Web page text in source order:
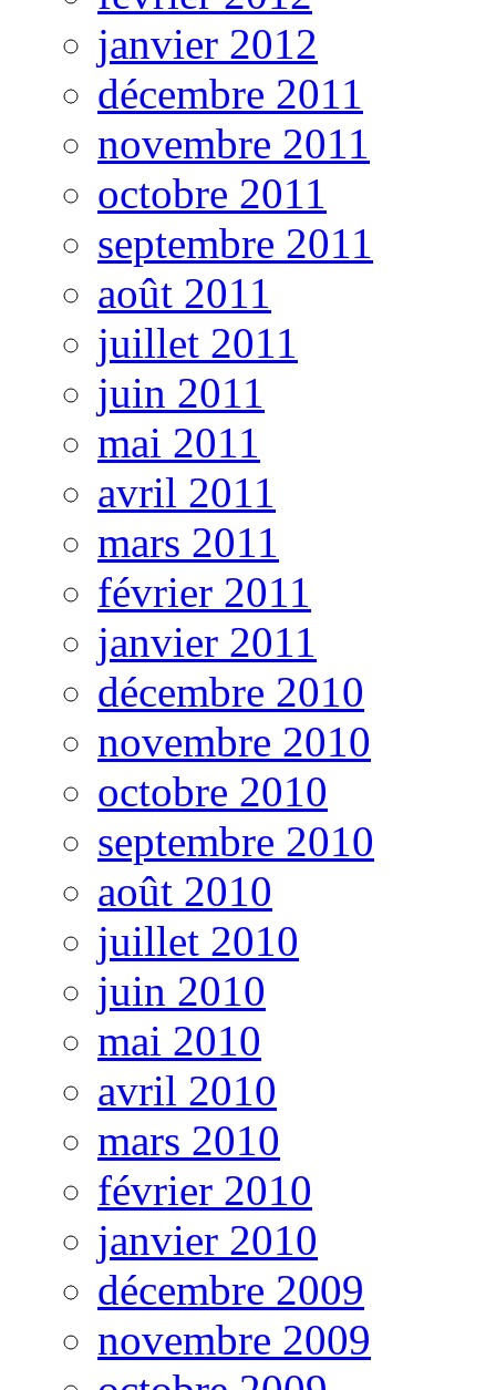
janvier 2012
décembre 2011
novembre 2011
octobre 2011
septembre 2011
août 2011
juillet 2011
juin 2011
mai 2011
avril 2011
mars 2011
février 2011
janvier 2011
décembre 2010
novembre 2010
octobre 2010
septembre 2010
août 2010
juillet 2010
juin 2010
mai 2010
avril 2010
mars 2010
février 2010
janvier 2010
décembre 2009
novembre 2009